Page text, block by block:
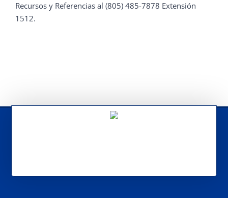
Recursos y Referencias al (805) 485-7878 Extensión
1512.